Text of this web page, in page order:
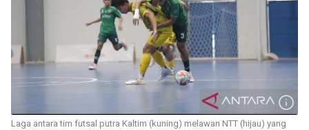
Laga antara tim futsal putra Kaltim (kuning) melawan NTT (hijau) yang